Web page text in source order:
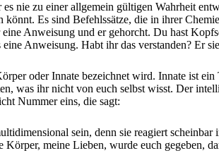
nie zu einer allgemein gültigen Wahrheit
Es sind Befehlssätze, die in ihrer
Anweisung und er gehorcht. Du hast
eine Anweisung. Habt ihr das verstanden?
oder Innate bezeichnet wird. Innate ist
was ihr nicht von euch selbst wisst. Der
Nummer eins, die sagt:
sein, denn sie reagiert
meine Lieben, wurde euch gegeben,